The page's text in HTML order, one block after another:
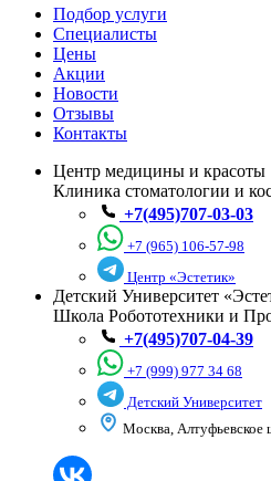
Подбор услуги
Специалисты
Цены
Акции
Новости
Отзывы
Контакты
Центр медицины и красоты
Клиника стоматологии и
+7(495)707-03-03
+7 (965) 106-57-98
Центр «Эстетик»
Детский Университет
Школа Робототехники и
+7(495)707-04-39
+7 (999) 977 34 68
Детский Университет
Москва, Алтуфьевское